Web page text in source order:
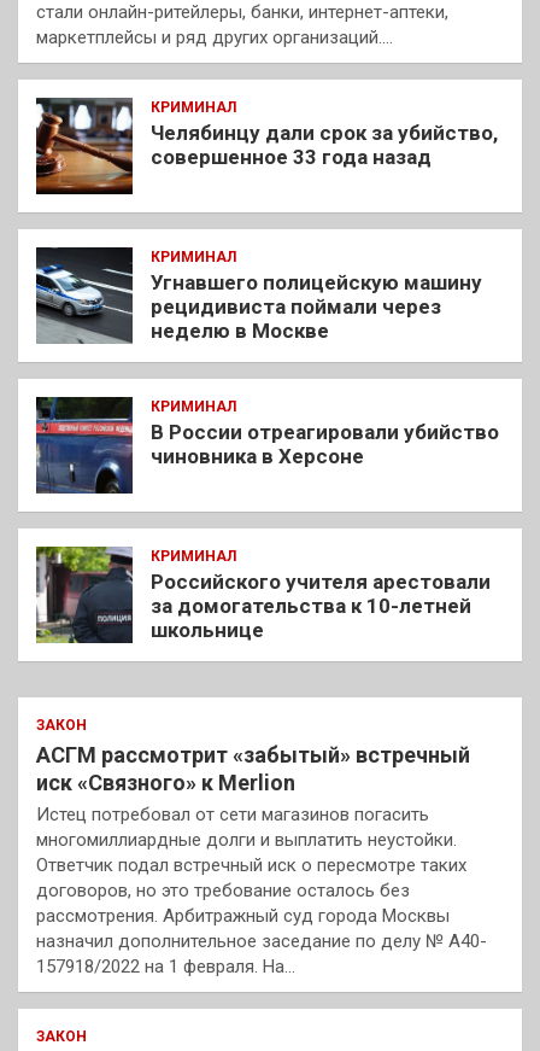
стали онлайн-ритейлеры, банки, интернет-аптеки,
маркетплейсы и ряд других организаций.…
КРИМИНАЛ
Челябинцу дали срок за убийство,
совершенное 33 года назад
КРИМИНАЛ
Угнавшего полицейскую машину
рецидивиста поймали через
неделю в Москве
КРИМИНАЛ
В России отреагировали убийство
чиновника в Херсоне
КРИМИНАЛ
Российского учителя арестовали
за домогательства к 10-летней
школьнице
ЗАКОН
АСГМ рассмотрит «забытый» встречный
иск «Связного» к Merlion
Истец потребовал от сети магазинов погасить
многомиллиардные долги и выплатить неустойки.
Ответчик подал встречный иск о пересмотре таких
договоров, но это требование осталось без
рассмотрения. Арбитражный суд города Москвы
назначил дополнительное заседание по делу № А40-
157918/2022 на 1 февраля. На…
ЗАКОН